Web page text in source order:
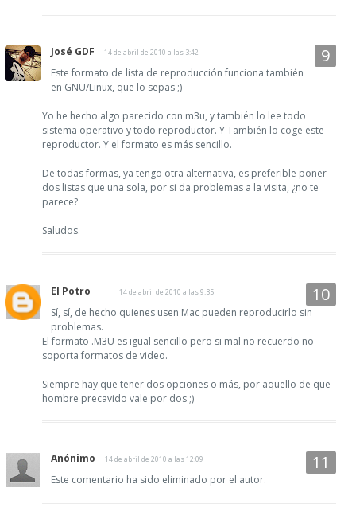
José GDF 14 de abril de 2010 a las 3:42
Este formato de lista de reproducción funciona también
en GNU/Linux, que lo sepas ;)
Yo he hecho algo parecido con m3u, y también lo lee todo
sistema operativo y todo reproductor. Y También lo coge este
reproductor. Y el formato es más sencillo.
De todas formas, ya tengo otra alternativa, es preferible poner
dos listas que una sola, por si da problemas a la visita, ¿no te
parece?
Saludos.
El Potro 14 de abril de 2010 a las 9:35
Sí, sí, de hecho quienes usen Mac pueden reproducirlo sin
problemas.
El formato .M3U es igual sencillo pero si mal no recuerdo no
soporta formatos de video.
Siempre hay que tener dos opciones o más, por aquello de que
hombre precavido vale por dos ;)
Anónimo 14 de abril de 2010 a las 12:09
Este comentario ha sido eliminado por el autor.